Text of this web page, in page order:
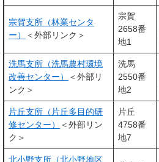
宗賀支所（林業センタ
ー）
＜外部リンク＞
宗賀
2658番
地1
洗馬支所（洗馬農村環境
改善センター）
＜外部リ
ンク＞
洗馬
2550番
地2
片丘支所（片丘多目的研
修センター）
＜外部リン
ク＞
片丘
4758番
地7
北小野支所（北小野地区